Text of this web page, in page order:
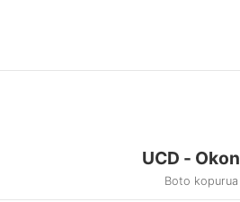
UCD -
Boto kopurua